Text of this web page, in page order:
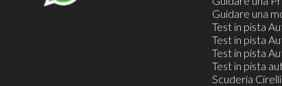
Guidare una
Test in pista
Test in pista
Test in pista
Test in pista
Scuderia Cirelli